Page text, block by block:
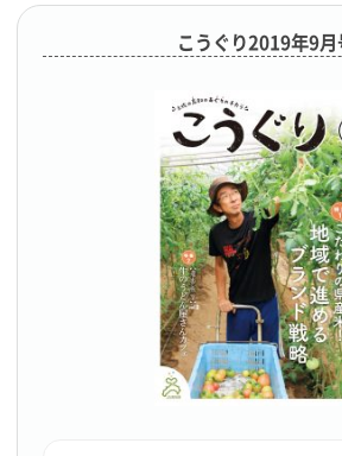
こうぐり2019年9月